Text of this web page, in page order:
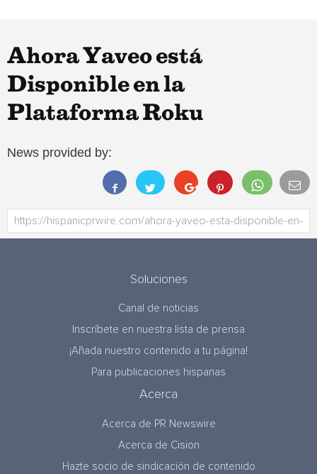
Ahora Yaveo está
Disponible en la
Plataforma Roku
News provided by:
Soluciones
Canal de noticias
Inscríbete en nuestra lista de prensa
¡Añada nuestro contenido a tu página!
Para publicaciones hispanas
Acerca
Acerca de PR Newswire
Acerca de Cision
Hazte socio de sindicación de contenido